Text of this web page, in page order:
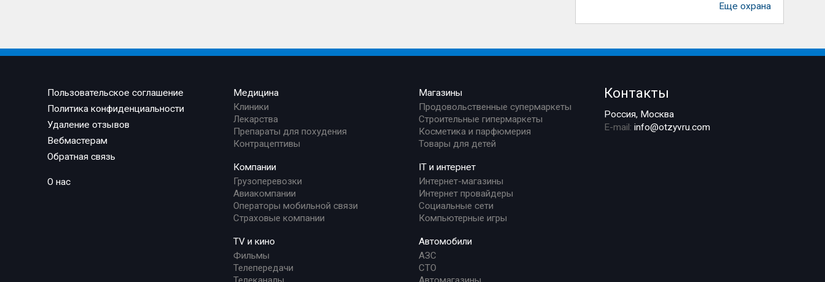
Еще охрана
Пользовательское соглашение
Политика конфиденциальности
Удаление отзывов
Вебмастерам
Обратная связь
О нас
Медицина
Клиники
Лекарства
Препараты для похудения
Контрацептивы
Компании
Грузоперевозки
Авиакомпании
Операторы мобильной связи
Страховые компании
TV и кино
Фильмы
Телепередачи
Магазины
Продовольственные супермаркеты
Строительные гипермаркеты
Косметика и парфюмерия
Товары для детей
IT и интернет
Интернет-магазины
Интернет провайдеры
Социальные сети
Компьютерные игры
Автомобили
АЗС
СТО
Контакты
Россия, Москва
E-mail:info@otzyvru.com